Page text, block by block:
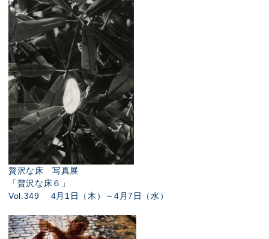
贅沢な床 写真展
「贅沢な床６」
Vol.349 4月1日（木）～4月7日（水）